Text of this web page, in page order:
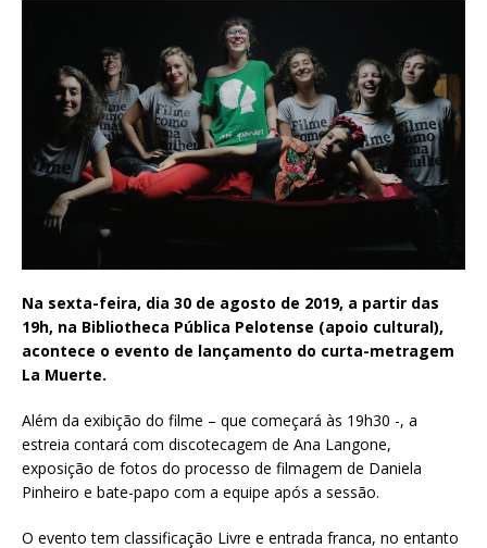
Na sexta-feira, dia 30 de agosto de 2019, a partir das
19h, na Bibliotheca Pública Pelotense (apoio cultural),
acontece o evento de lançamento do curta-metragem
La Muerte.
Além da exibição do filme – que começará às 19h30 -, a
estreia contará com discotecagem de Ana Langone,
exposição de fotos do processo de filmagem de Daniela
Pinheiro e bate-papo com a equipe após a sessão.
O evento tem classificação Livre e entrada franca, no entanto